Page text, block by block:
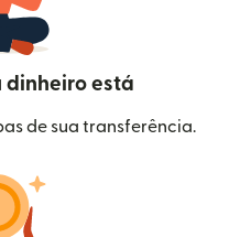
dinheiro está
de sua transferência.